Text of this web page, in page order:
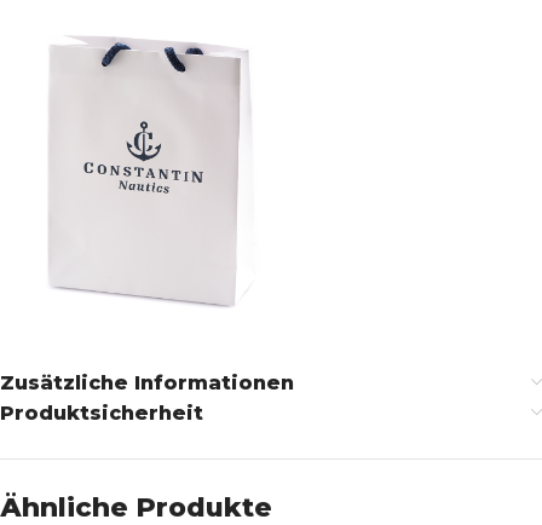
Zusätzliche Informationen
Produktsicherheit
Ähnliche Produkte